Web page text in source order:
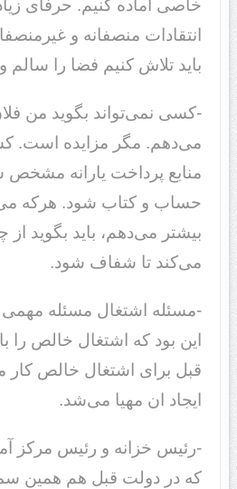
خاصی آماده کنیم. حرفای
انتقادات منصفانه و
باید تلاش کنیم فضا را سالم
-کسی نمی‌تواند بگوید من
می‌دهم. مگر مزایده است.
منابع پرداخت یارانه
حساب و کتاب شود. هرکه
بیشتر می‌دهم، باید بگوید از
می‌کند تا شفاف شود.
-مسئله اشتغال مسئله
این بود که اشتغال خالص را
قبل برای اشتغال خالص
ایجاد ان مهیا می‌شد.
-رئیس خزانه و رئیس مرکز
که در دولت قبل هم همین